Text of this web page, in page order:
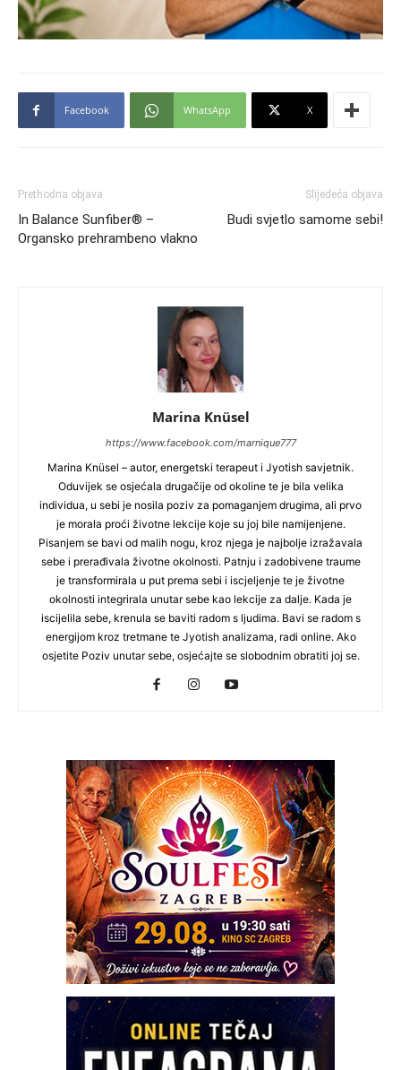
Facebook WhatsApp X
Prethodna objava
In Balance Sunfiber® –
Organsko prehrambeno vlakno
Slijedeća objava
Budi svjetlo samome sebi!
Marina Knüsel
https://www.facebook.com/marnique777
Marina Knüsel – autor, energetski terapeut i Jyotish savjetnik.
Oduvijek se osjećala drugačije od okoline te je bila velika
individua, u sebi je nosila poziv za pomaganjem drugima, ali prvo
je morala proći životne lekcije koje su joj bile namijenjene.
Pisanjem se bavi od malih nogu, kroz njega je najbolje izražavala
sebe i prerađivala životne okolnosti. Patnju i zadobivene traume
je transformirala u put prema sebi i iscjeljenje te je životne
okolnosti integrirala unutar sebe kao lekcije za dalje. Kada je
iscijelila sebe, krenula se baviti radom s ljudima. Bavi se radom s
energijom kroz tretmane te Jyotish analizama, radi online. Ako
osjetite Poziv unutar sebe, osjećajte se slobodnim obratiti joj se.